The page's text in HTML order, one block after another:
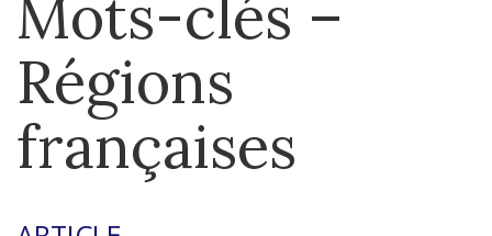
Mots-clés –
Régions
françaises